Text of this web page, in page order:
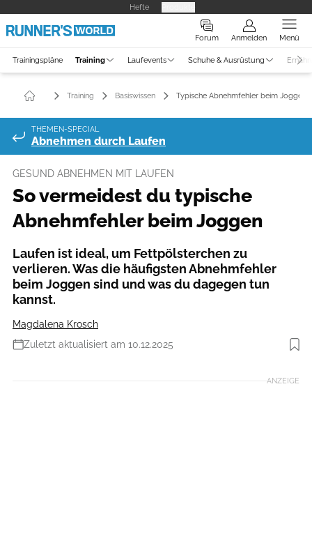
Hefte
Forum Anmelden Menü
Trainingspläne Training Laufevents Schuhe & Ausrüstung
Training Basiswissen Typische Abnehmfehler beim Joggen
THEMEN-SPECIAL
Abnehmen durch Laufen
GESUND ABNEHMEN MIT LAUFEN
So vermeidest du typische
Abnehmfehler beim Joggen
Laufen ist ideal, um Fettpölsterchen zu
verlieren. Was die häufigsten Abnehmfehler
beim Joggen sind und was du dagegen tun
kannst.
Magdalena Krosch
Zuletzt aktualisiert am 10.12.2025
Foto: iStockphoto
ANZEIGE